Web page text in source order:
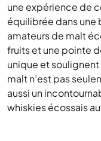
une expérience de
équilibrée dans
amateurs de malt
fruits et une pointe
unique et
malt n’est pas
aussi un
whiskies écossais